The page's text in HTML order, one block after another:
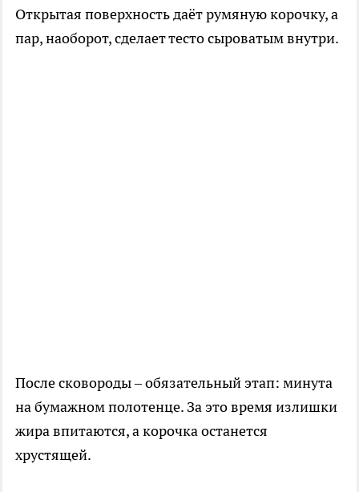
Открытая поверхность даёт румяную корочку, а
пар, наоборот, сделает тесто сыроватым внутри.
После сковороды – обязательный этап: минута
на бумажном полотенце. За это время излишки
жира впитаются, а корочка останется
хрустящей.